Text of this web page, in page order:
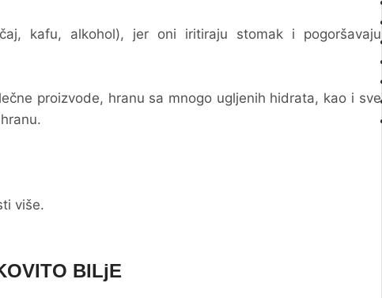
kafu, alkohol), jer oni iritiraju stomak i pogoršavaju
proizvode, hranu sa mnogo ugljenih hidrata, kao i sve
više.
BILjE